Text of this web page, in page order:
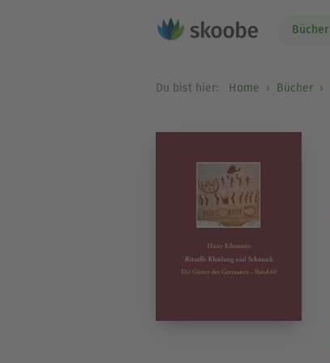
Bücher
Du bist hier: Home Bücher